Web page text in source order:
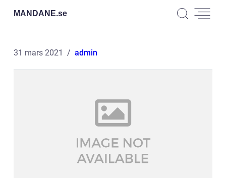
MANDANE.se
31 mars 2021 admin